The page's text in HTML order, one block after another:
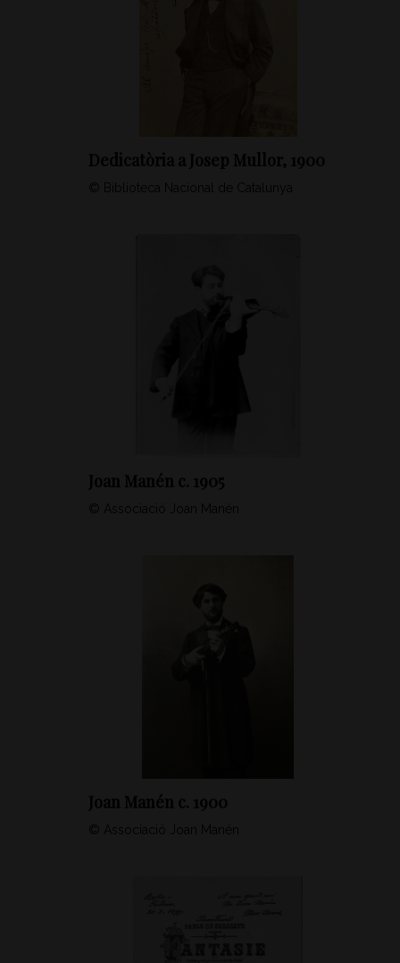
Dedicatòria a Josep Mullor, 1900
© Biblioteca Nacional de Catalunya
Joan Manén c. 1905
© Associació Joan Manén
Joan Manén c. 1900
© Associació Joan Manén